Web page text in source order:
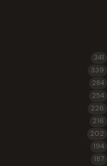
341
339
284
254
226
216
202
194
187